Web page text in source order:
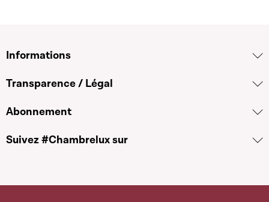
Informations
Transparence / Légal
Abonnement
Suivez #Chambrelux sur